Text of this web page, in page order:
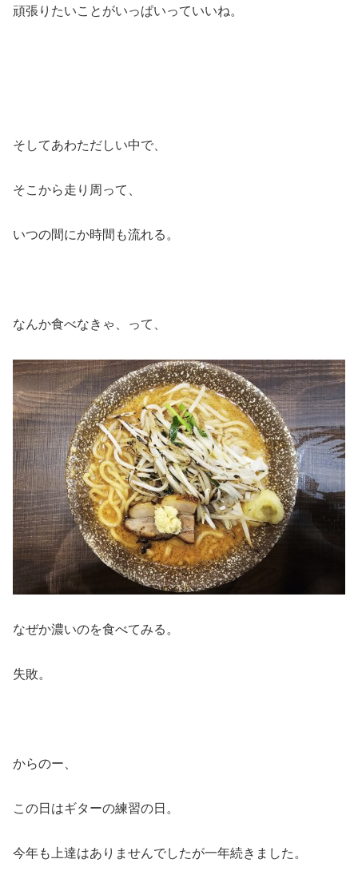
頑張りたいことがいっぱいっていいね。
そしてあわただしい中で、
そこから走り周って、
いつの間にか時間も流れる。
なんか食べなきゃ、って、
なぜか濃いのを食べてみる。
失敗。
からのー、
この日はギターの練習の日。
今年も上達はありませんでしたが一年続きました。